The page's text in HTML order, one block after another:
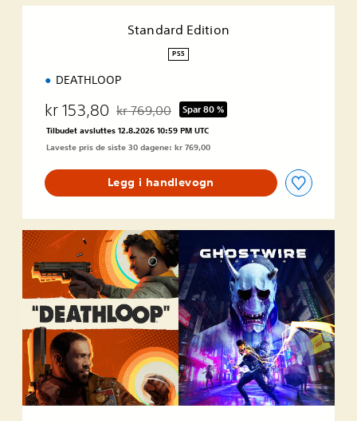
t
Standard Edition
PS5
DEATHLOOP
kr 153,80 Nedsatt fra opprinnelig pris på kr 769,00
kr 769,00 Spar 80 %
Tilbudet avsluttes 12.8.2026 10:59 PM UTC
Laveste pris de siste 30 dagene: kr 769,00
Legg i handlevogn
D
E
H
O
O
P
G
H